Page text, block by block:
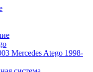
Mercedes Atego 1998-